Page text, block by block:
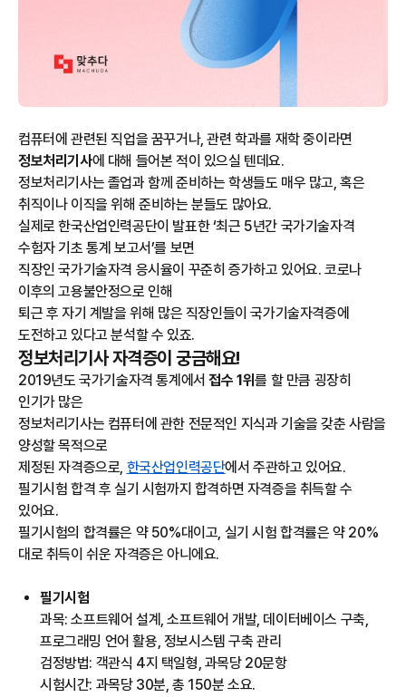
컴퓨터에 관련된 직업을 꿈꾸거나, 관련 학과를 재학 중이라면
정보처리기사에 대해 들어본 적이 있으실 텐데요.
정보처리기사는 졸업과 함께 준비하는 학생들도 매우 많고, 혹은
취직이나 이직을 위해 준비하는 분들도 많아요.
실제로 한국산업인력공단이 발표한 ‘최근 5년간 국가기술자격
수험자 기초 통계 보고서’를 보면
직장인 국가기술자격 응시율이 꾸준히 증가하고 있어요. 코로나
이후의 고용불안정으로 인해
퇴근 후 자기 계발을 위해 많은 직장인들이 국가기술자격증에
도전하고 있다고 분석할 수 있죠.
정보처리기사 자격증이 궁금해요!
2019년도 국가기술자격 통계에서접수 1위를 할 만큼 굉장히
인기가 많은
정보처리기사는 컴퓨터에 관한 전문적인 지식과 기술을 갖춘 사람을
양성할 목적으로
제정된 자격증으로, 한국산업인력공단에서 주관하고 있어요.
필기시험 합격 후 실기 시험까지 합격하면 자격증을 취득할 수
있어요.
필기시험의 합격률은 약 50%대이고, 실기 시험 합격률은 약 20%
대로 취득이 쉬운 자격증은 아니에요.
필기시험
과목: 소프트웨어 설계, 소프트웨어 개발, 데이터베이스 구축,
프로그래밍 언어 활용, 정보시스템 구축 관리
검정방법: 객관식 4지 택일형, 과목당 20문항
시험시간: 과목당 30분, 총 150분 소요.